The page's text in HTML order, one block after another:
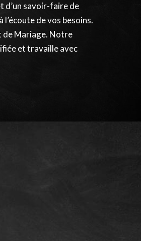
d’un savoir-faire de
de vos besoins.
de Mariage. Notre
et travaille avec